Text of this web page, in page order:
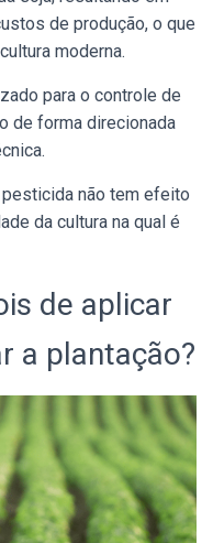
de produção, o que
moderna.
para o controle de
de forma direcionada
não tem efeito
da cultura na qual é
de aplicar
a plantação?